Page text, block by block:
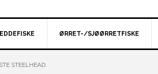
ØRRET-/SJØØRRETFISKE
STEELHEAD.